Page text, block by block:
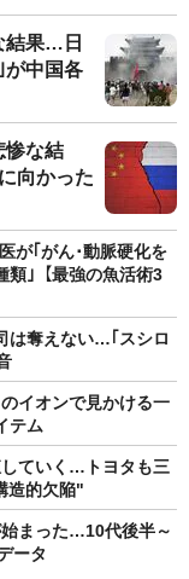
結果…日
が中国各
惨な結
向かった
が｢がん･動脈硬化を
類｣【最強の魚活術3
は奪えない…｢スシロ
イオンで見かける一
テム
していく…トヨタも三
造的欠陥"
まった…10代後半～
ータ